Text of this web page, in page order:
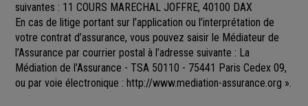
suivantes : 11 COURS MARECHAL JOFFRE, 40100 DAX
En cas de litige portant sur l’application ou l’interprétation de
votre contrat d’assurance, vous pouvez saisir le Médiateur de
l’Assurance par courrier postal à l’adresse suivante : La
Médiation de l’Assurance - TSA 50110 - 75441 Paris Cedex 09,
ou par voie électronique : http://www.mediation-assurance.org ».